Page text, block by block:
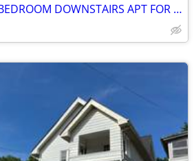
AVAILABLE NOW!! 2 BEDROOM DOWNSTAIRS APT FOR RENT